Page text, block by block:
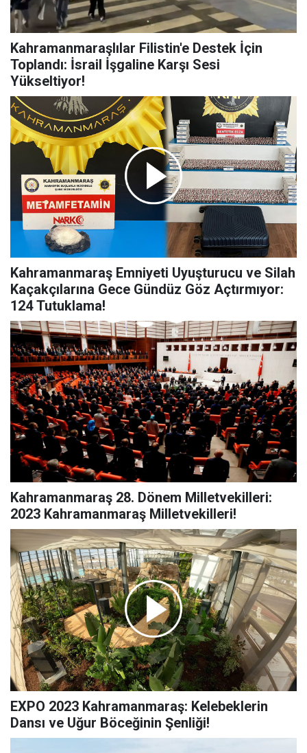
Kahramanmaraşlılar Filistin'e Destek İçin
Toplandı: İsrail İşgaline Karşı Sesi
Yükseltiyor!
Kahramanmaraş Emniyeti Uyuşturucu ve Silah
Kaçakçılarına Gece Gündüz Göz Açtırmıyor:
124 Tutuklama!
Kahramanmaraş 28. Dönem Milletvekilleri:
2023 Kahramanmaraş Milletvekilleri!
EXPO 2023 Kahramanmaraş: Kelebeklerin
Dansı ve Uğur Böceğinin Şenliği!